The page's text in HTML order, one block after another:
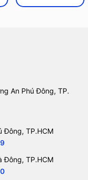
An Phú Đông, TP.
Đông, TP.HCM
Đông, TP.HCM